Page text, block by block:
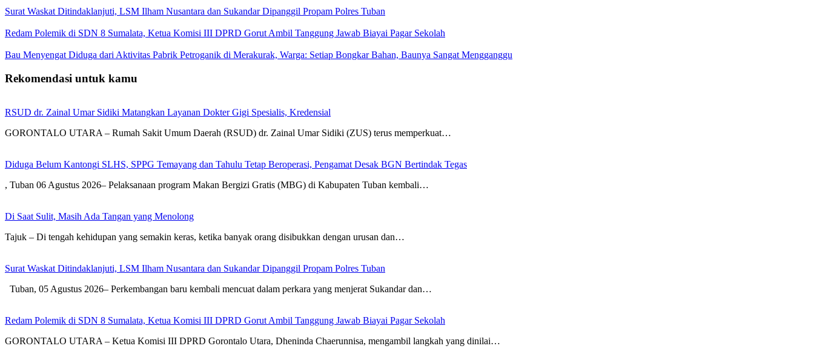
Surat Waskat Ditindaklanjuti, LSM Ilham Nusantara dan Sukandar Dipanggil Propam Polres Tuban
Redam Polemik di SDN 8 Sumalata, Ketua Komisi III DPRD Gorut Ambil Tanggung Jawab Biayai Pagar Sekolah
Bau Menyengat Diduga dari Aktivitas Pabrik Petroganik di Merakurak, Warga: Setiap Bongkar Bahan, Baunya Sangat Mengganggu
Rekomendasi untuk kamu
RSUD dr. Zainal Umar Sidiki Matangkan Layanan Dokter Gigi Spesialis, Kredensial
GORONTALO UTARA – Rumah Sakit Umum Daerah (RSUD) dr. Zainal Umar Sidiki (ZUS) terus memperkuat…
Diduga Belum Kantongi SLHS, SPPG Temayang dan Tahulu Tetap Beroperasi, Pengamat Desak BGN Bertindak Tegas
, Tuban 06 Agustus 2026– Pelaksanaan program Makan Bergizi Gratis (MBG) di Kabupaten Tuban kembali…
Di Saat Sulit, Masih Ada Tangan yang Menolong
Tajuk – Di tengah kehidupan yang semakin keras, ketika banyak orang disibukkan dengan urusan dan…
Surat Waskat Ditindaklanjuti, LSM Ilham Nusantara dan Sukandar Dipanggil Propam Polres Tuban
Tuban, 05 Agustus 2026– Perkembangan baru kembali mencuat dalam perkara yang menjerat Sukandar dan…
Redam Polemik di SDN 8 Sumalata, Ketua Komisi III DPRD Gorut Ambil Tanggung Jawab Biayai Pagar Sekolah
GORONTALO UTARA – Ketua Komisi III DPRD Gorontalo Utara, Dheninda Chaerunnisa, mengambil langkah yang dinilai…